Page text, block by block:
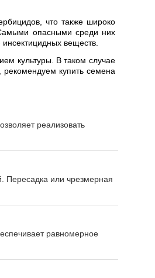
что также широко
опасными среди них
веществ.
культуры. В таком случае
рекомендуем купить семена
реализовать
Пересадка или чрезмерная
равномерное